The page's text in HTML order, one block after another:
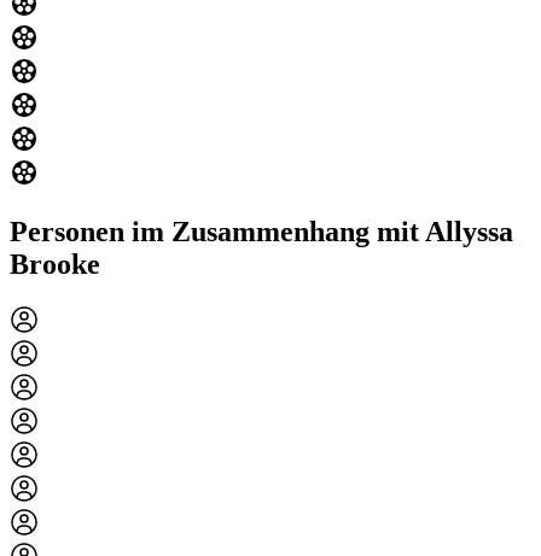
Personen im Zusammenhang mit Allyssa
Brooke